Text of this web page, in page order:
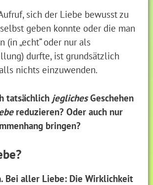
sich der Liebe bewusst zu
geben konnte oder die man
(in „echt“ oder nur als
durfte, ist grundsätzlich
nichts einzuwenden.
tatsächlich jeglichesGeschehen
reduzieren? Oder auch nur
bringen?
Bei aller Liebe: Die Wirklichkeit